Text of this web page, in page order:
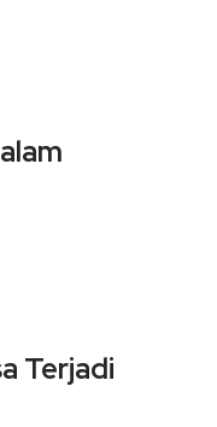
Terjadi